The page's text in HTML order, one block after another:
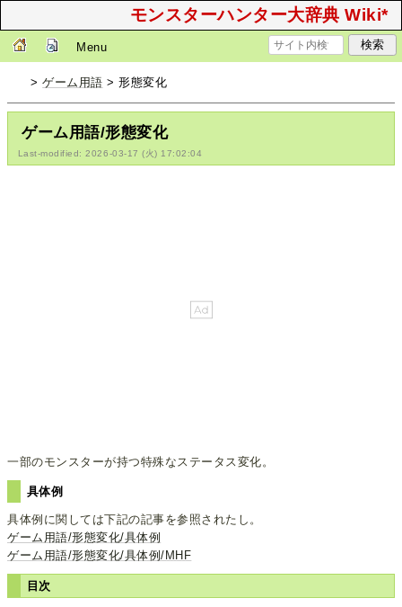
モンスターハンター大辞典 Wiki*
Menu
>ゲーム用語 > 形態変化
ゲーム用語/形態変化
Last-modified: 2026-03-17 (火) 17:02:04
一部のモンスターが持つ特殊なステータス変化。
具体例
具体例に関しては下記の記事を参照されたし。
ゲーム用語/形態変化/具体例
ゲーム用語/形態変化/具体例/MHF
目次